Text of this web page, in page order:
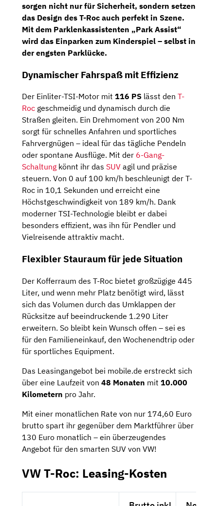
sorgen nicht nur für Sicherheit, sondern setzen
das Design des T-Roc auch perfekt in Szene.
Mit dem Parklenkassistenten „Park Assist“
wird das Einparken zum Kinderspiel – selbst in
der engsten Parklücke.
Dynamischer Fahrspaß mit Effizienz
Der Einliter-TSI-Motor mit 116 PS lässt den T-
Roc geschmeidig und dynamisch durch die
Straßen gleiten. Ein Drehmoment von 200 Nm
sorgt für schnelles Anfahren und sportliches
Fahrvergnügen – ideal für das tägliche Pendeln
oder spontane Ausflüge. Mit der 6-Gang-
Schaltung könnt ihr das SUV agil und präzise
steuern. Von 0 auf 100 km/h beschleunigt der T-
Roc in 10,1 Sekunden und erreicht eine
Höchstgeschwindigkeit von 189 km/h. Dank
moderner TSI-Technologie bleibt er dabei
besonders effizient, was ihn für Pendler und
Vielreisende attraktiv macht.
Flexibler Stauraum für jede Situation
Der Kofferraum des T-Roc bietet großzügige 445
Liter, und wenn mehr Platz benötigt wird, lässt
sich das Volumen durch das Umklappen der
Rücksitze auf beeindruckende 1.290 Liter
erweitern. So bleibt kein Wunsch offen – sei es
für den Familieneinkauf, den Wochenendtrip oder
für sportliches Equipment.
Das Leasingangebot bei mobile.de erstreckt sich
über eine Laufzeit von 48 Monaten mit 10.000
Kilometern pro Jahr.
Mit einer monatlichen Rate von nur 174,60 Euro
brutto spart ihr gegenüber dem Marktführer über
130 Euro monatlich – ein überzeugendes
Angebot für den smarten SUV von VW!
VW T-Roc: Leasing-Kosten